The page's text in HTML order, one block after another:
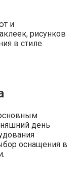
и
рисунков
в стиле
день
оснащения в